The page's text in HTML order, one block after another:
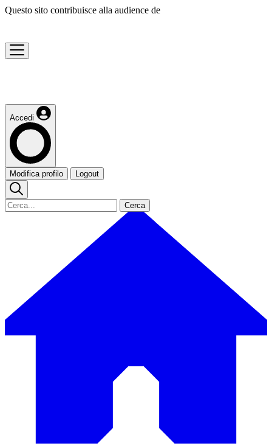
Questo sito contribuisce alla audience de
Accedi
Modifica profilo Logout
Cerca